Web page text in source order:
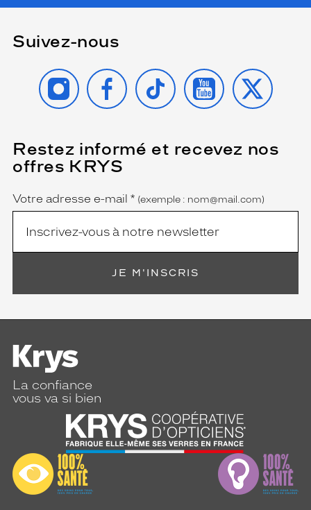
Suivez-nous
INSTAGRAMFACEBOOK
TIKTOK YOUTUBE
X
Restez informé et recevez nos
offres KRYS
Name
Votre adresse e-mail *
(Ce
champ
est
obligatoire)
(exemple : nom@mail.com)
JE M'INSCRIS
La confiance
vous va si bien